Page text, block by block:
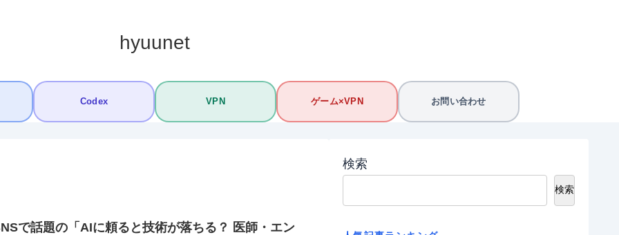
hyuunet
Codex VPN ゲーム×VPN お問い合わせ
で話題の「AIに頼ると技術が落ちる？ 医師・エン
検索
検索